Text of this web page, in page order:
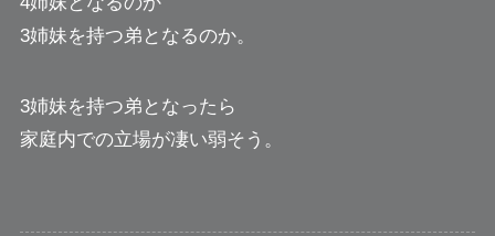
3姉妹を持つ弟となるのか。
3姉妹を持つ弟となったら
家庭内での立場が凄い弱そう。